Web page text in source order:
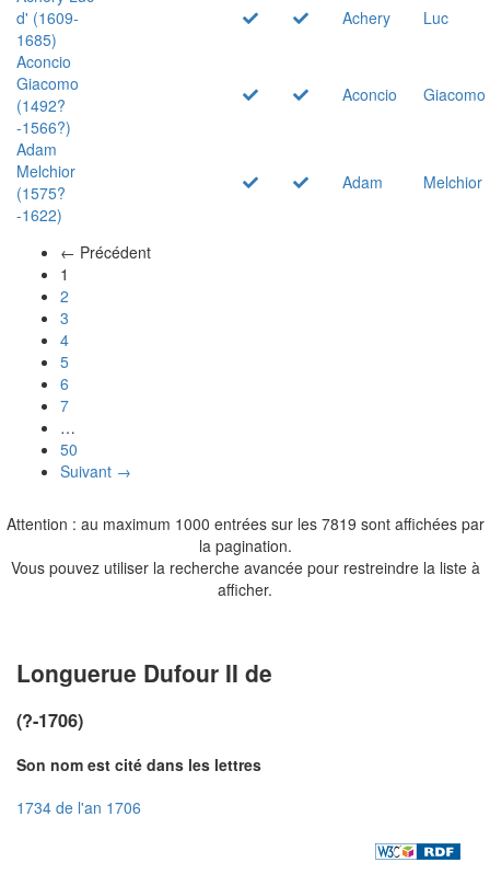
d' (1609-
1685)
Achery
Luc
Aconcio
Giacomo
(1492?
-1566?)
Aconcio Giacomo
Adam
Melchior
(1575?
-1622)
Adam Melchior
← Précédent
1
2
3
4
5
6
7
…
50
Suivant →
Attention : au maximum 1000 entrées sur les 7819 sont affichées par
la pagination.
Vous pouvez utiliser la recherche avancée pour restreindre la liste à
afficher.
Longuerue Dufour II de
(?-1706)
Son nom est cité dans les lettres
1734 de l'an 1706